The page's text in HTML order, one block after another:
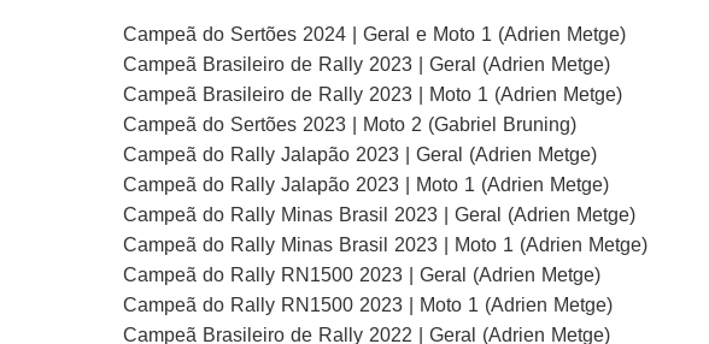
Campeã do Sertões 2024 | Geral e Moto 1 (Adrien Metge)
Campeã Brasileiro de Rally 2023 | Geral (Adrien Metge)
Campeã Brasileiro de Rally 2023 | Moto 1 (Adrien Metge)
Campeã do Sertões 2023 | Moto 2 (Gabriel Bruning)
Campeã do Rally Jalapão 2023 | Geral (Adrien Metge)
Campeã do Rally Jalapão 2023 | Moto 1 (Adrien Metge)
Campeã do Rally Minas Brasil 2023 | Geral (Adrien Metge)
Campeã do Rally Minas Brasil 2023 | Moto 1 (Adrien Metge)
Campeã do Rally RN1500 2023 | Geral (Adrien Metge)
Campeã do Rally RN1500 2023 | Moto 1 (Adrien Metge)
Campeã Brasileiro de Rally 2022 | Geral (Adrien Metge)